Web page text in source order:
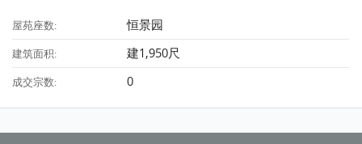
屋苑座数: 恒景园
建筑面积: 建1,950尺
成交宗数: 0